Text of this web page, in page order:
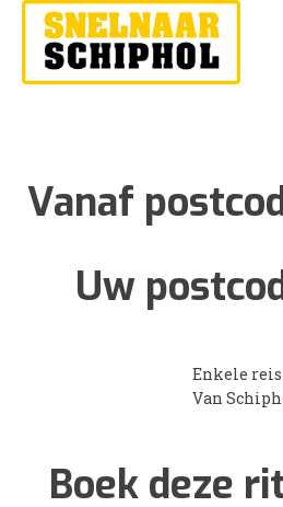
Vanaf
Uw
Enkele reis
Van
Boek deze